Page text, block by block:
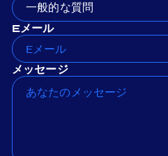
一般的な質問
Eメール
メッセージ